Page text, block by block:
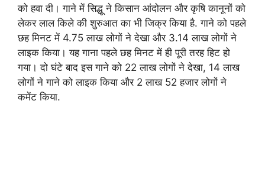
को हवा दी। गाने में सिद्धू ने किसान आंदोलन और कृषि कानूनों को
लेकर लाल किले की शुरुआत का भी जिक्र किया है. गाने को पहले
छह मिनट में 4.75 लाख लोगों ने देखा और 3.14 लाख लोगों ने
लाइक किया। यह गाना पहले छह मिनट में ही पूरी तरह हिट हो
गया। दो घंटे बाद इस गाने को 22 लाख लोगों ने देखा, 14 लाख
लोगों ने गाने को लाइक किया और 2 लाख 52 हजार लोगों ने
कमेंट किया.